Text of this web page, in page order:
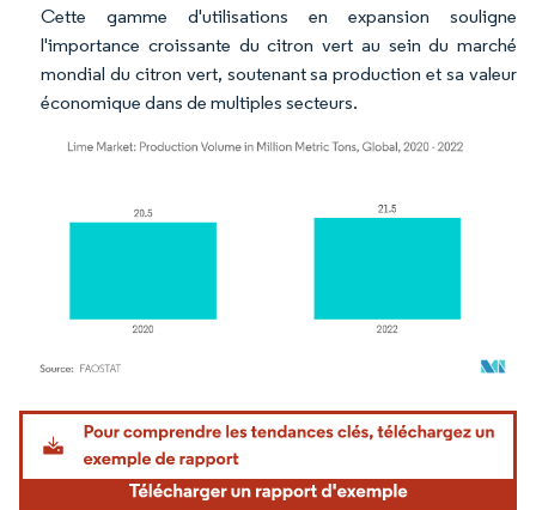
Cette gamme d'utilisations en expansion souligne
l'importance croissante du citron vert au sein du marché
mondial du citron vert, soutenant sa production et sa valeur
économique dans de multiples secteurs.
Image © Mordor Intelligence. La réutilisation nécessite une attribution sous CC BY